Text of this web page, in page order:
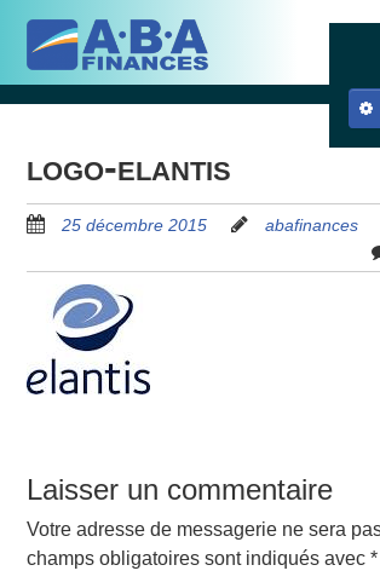
main
content
Skip
logo-elantis
25 décembre 2015
abafinances
Laisser un commentaire
Votre adresse de messagerie ne sera
champs obligatoires sont indiqués avec*